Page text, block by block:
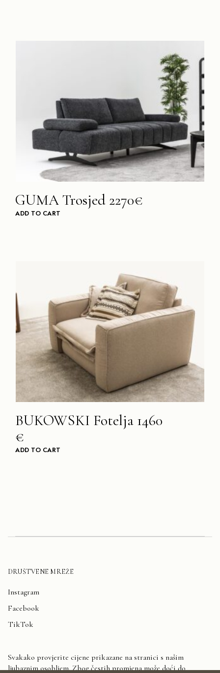
GUMA Trosjed 2270€
ADD TO CART
BUKOWSKI Fotelja 1460
€
ADD TO CART
DRUŠTVENE MREŽE
Instagram
Facebook
TikTok
Svakako provjerite cijene prikazane na stranici s našim
ljubaznim osobljem. Zbog čestih promjena može doći do